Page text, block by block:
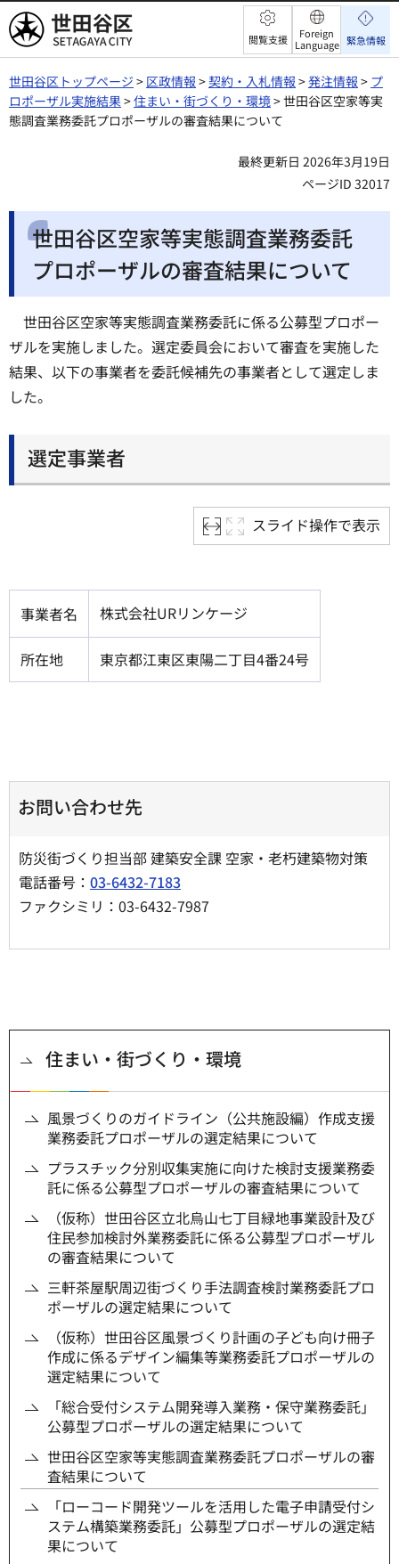
世田谷区 閲覧支援
Foreign
Language 緊急情報
世田谷区トップページ > 区政情報 >契約・入札情報 >発注情報 > プ
ロポーザル実施結果>住まい・街づくり・環境> 世田谷区空家等実
態調査業務委託プロポーザルの審査結果について
最終更新日 2026年3月19日
ページID 32017
世田谷区空家等実態調査業務委託
プロポーザルの審査結果について
世田谷区空家等実態調査業務委託に係る公募型プロポー
ザルを実施しました。選定委員会において審査を実施した
結果、以下の事業者を委託候補先の事業者として選定しま
した。
選定事業者
スライド操作で表示
事業者名 株式会社URリンケージ
所在地 東京都江東区東陽二丁目4番24号
お問い合わせ先
防災街づくり担当部 建築安全課 空家・老朽建築物対策
電話番号： 03-6432-7183
ファクシミリ：03-6432-7987
住まい・街づくり・環境
風景づくりのガイドライン（公共施設編）作成支援
業務委託プロポーザルの選定結果について
プラスチック分別収集実施に向けた検討支援業務委
託に係る公募型プロポーザルの審査結果について
（仮称）世田谷区立北烏山七丁目緑地事業設計及び
住民参加検討外業務委託に係る公募型プロポーザル
の審査結果について
三軒茶屋駅周辺街づくり手法調査検討業務委託プロ
ポーザルの選定結果について
（仮称）世田谷区風景づくり計画の子ども向け冊子
作成に係るデザイン編集等業務委託プロポーザルの
選定結果について
「総合受付システム開発導入業務・保守業務委託」
公募型プロポーザルの選定結果について
世田谷区空家等実態調査業務委託プロポーザルの審
査結果について
「ローコード開発ツールを活用した電子申請受付シ
ステム構築業務委託」公募型プロポーザルの選定結
果について